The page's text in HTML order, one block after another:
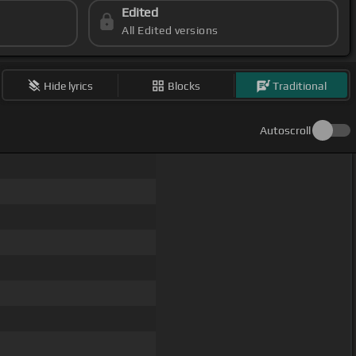
Edited
All Edited versions
Hide lyrics Blocks Traditional
Autoscroll